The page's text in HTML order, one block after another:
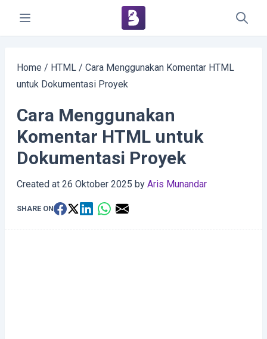
Home / HTML / Cara Menggunakan Komentar HTML
untuk Dokumentasi Proyek
Cara Menggunakan
Komentar HTML untuk
Dokumentasi Proyek
Created at 26 Oktober 2025 by Aris Munandar
SHARE ON